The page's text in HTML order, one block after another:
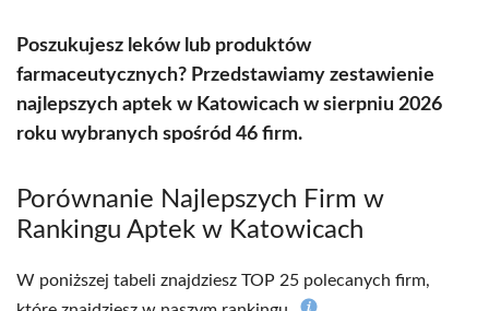
Poszukujesz leków lub produktów
farmaceutycznych? Przedstawiamy zestawienie
najlepszych aptek w Katowicach w sierpniu 2026
roku wybranych spośród 46 firm.
Porównanie Najlepszych Firm w
Rankingu Aptek w Katowicach
W poniższej tabeli znajdziesz TOP 25 polecanych firm,